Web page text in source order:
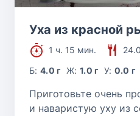
Уха из красной
1 ч. 15 мин.
Б:4.0 г Ж: 1.0 г У: 0.0 г
Приготовьте очень
и наваристую уху из